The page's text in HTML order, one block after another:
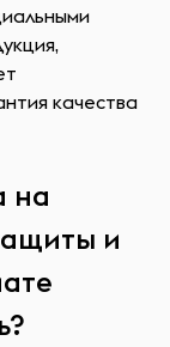
качества
на
и